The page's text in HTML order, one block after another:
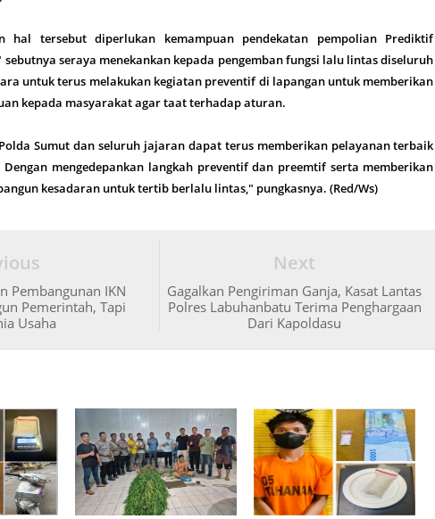
hal tersebut diperlukan kemampuan pendekatan pempolian Prediktif
sebutnya seraya menekankan kepada pengemban fungsi lalu lintas diseluruh
untuk terus melakukan kegiatan preventif di lapangan untuk memberikan
kepada masyarakat agar taat terhadap aturan.
Sumut dan seluruh jajaran dapat terus memberikan pelayanan terbaik
mengedepankan langkah preventif dan preemtif serta memberikan
kesadaran untuk tertib berlalu lintas," pungkasnya. (Red/Ws)
Next
Gagalkan Pengiriman Ganja, Kasat Lantas
Polres Labuhanbatu Terima Penghargaan
Dari Kapoldasu
Pembangunan IKN
Pemerintah, Tapi
Usaha